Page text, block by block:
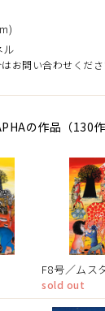
ル
お問い合わせくださ
の作品（130作
F8号／ムス
sold out